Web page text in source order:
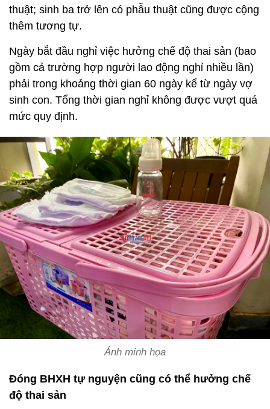
thuật; sinh ba trở lên có phẫu thuật cũng được cộng
thêm tương tự.
Ngày bắt đầu nghỉ việc hưởng chế độ thai sản (bao
gồm cả trường hợp người lao động nghỉ nhiều lần)
phải trong khoảng thời gian 60 ngày kể từ ngày vợ
sinh con. Tổng thời gian nghỉ không được vượt quá
mức quy định.
Ảnh minh họa
Đóng BHXH tự nguyện cũng có thể hưởng chế
độ thai sản